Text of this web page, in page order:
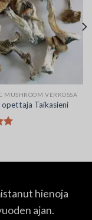
MUSHROOM VERKOSSA
Taikasieni
hienoja
ajan.